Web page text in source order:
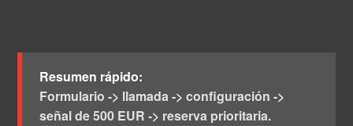
Resumen rápido:
Formulario -> llamada -> configuración ->
señal de 500 EUR -> reserva prioritaria.